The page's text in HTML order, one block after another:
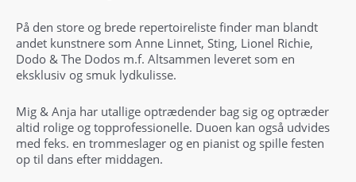
På den store og brede repertoireliste finder man blandt
andet kunstnere som Anne Linnet, Sting, Lionel Richie,
Dodo & The Dodos m.f. Altsammen leveret som en
eksklusiv og smuk lydkulisse.
Mig & Anja har utallige optrædender bag sig og optræder
altid rolige og topprofessionelle. Duoen kan også udvides
med feks. en trommeslager og en pianist og spille festen
op til dans efter middagen.